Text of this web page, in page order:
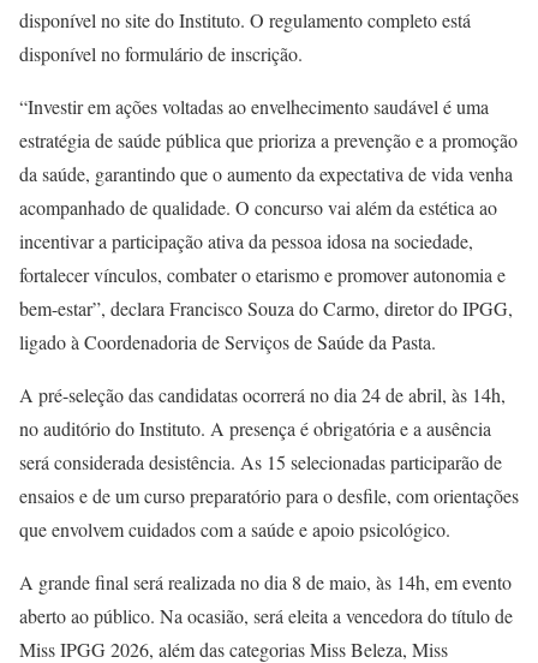
disponível no site do Instituto. O regulamento completo está
disponível no formulário de inscrição.
“Investir em ações voltadas ao envelhecimento saudável é uma
estratégia de saúde pública que prioriza a prevenção e a promoção
da saúde, garantindo que o aumento da expectativa de vida venha
acompanhado de qualidade. O concurso vai além da estética ao
incentivar a participação ativa da pessoa idosa na sociedade,
fortalecer vínculos, combater o etarismo e promover autonomia e
bem-estar”, declara Francisco Souza do Carmo, diretor do IPGG,
ligado à Coordenadoria de Serviços de Saúde da Pasta.
A pré-seleção das candidatas ocorrerá no dia 24 de abril, às 14h,
no auditório do Instituto. A presença é obrigatória e a ausência
será considerada desistência. As 15 selecionadas participarão de
ensaios e de um curso preparatório para o desfile, com orientações
que envolvem cuidados com a saúde e apoio psicológico.
A grande final será realizada no dia 8 de maio, às 14h, em evento
aberto ao público. Na ocasião, será eleita a vencedora do título de
Miss IPGG 2026, além das categorias Miss Beleza, Miss